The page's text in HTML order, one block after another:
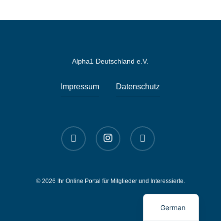
Alpha1 Deutschland e.V.
Impressum Datenschutz
linkedin instagram spotify
© 2026 Ihr Online Portal für Mitglieder und Interessierte.
German